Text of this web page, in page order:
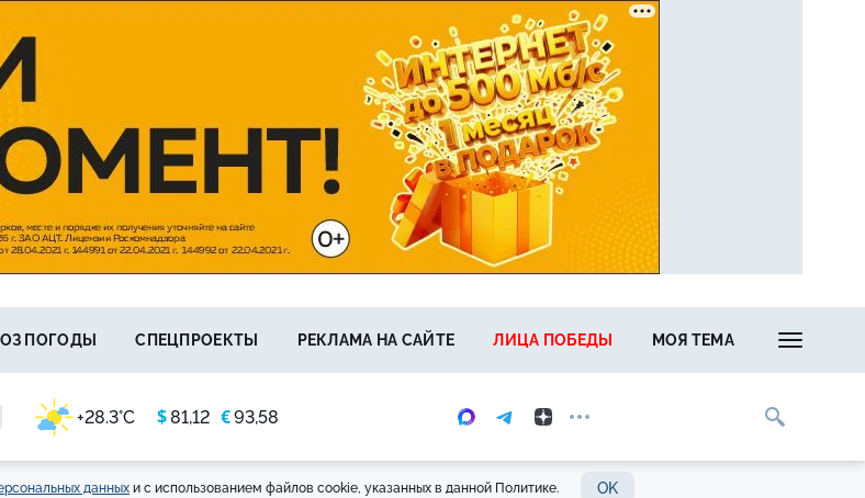
+28.3°C $81,12 €93,58
ПОГОДЫ СПЕЦПРОЕКТЫ РЕКЛАМА НА САЙТЕ ЛИЦА ПОБЕДЫ МОЯ ТЕМА
данных и с использованием файлов cookie, указанных в данной Политике. OK